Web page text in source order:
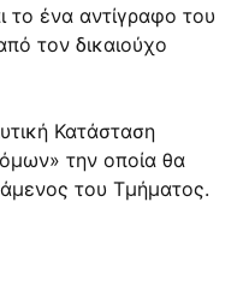
το ένα αντίγραφο του
τον δικαιούχο
Κατάσταση
την οποία θα
του Τμήματος.